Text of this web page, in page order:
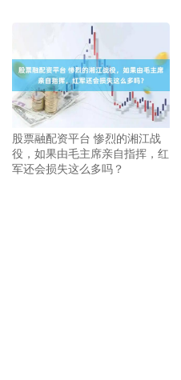
股票融配资平台 惨烈的湘江战
役，如果由毛主席亲自指挥，红
军还会损失这么多吗？